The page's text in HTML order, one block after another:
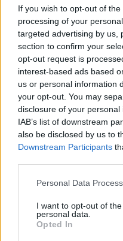
If you wish to opt-out of
processing of your
targeted advertising by us,
section to confirm your
opt-out request is
interest-based ads based
us or personal information
your opt-out. You may
disclosure of your
IAB’s list of downstream
also be disclosed by us to
Downstream Participants
Personal Data
I want to opt-out of
personal data.
Opted In
Gazdasági Rádió " A nap
mondta csütörtökön este.
államháztartási számok
tavaly az uniós
százalék volt, a
tett ki. "Bízom benne,
KEDVES
A keresett cikk a
Portfolio.hu teljes
Kötéslisták: BÉT